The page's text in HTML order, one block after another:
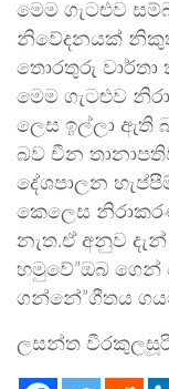
මෙම ගැටළුව
නිවේදනයක්
තොරතුරු
මෙම ගැටළුව
ලෙස ඉල්ලා ඇති
බව චීන
දේශපාලන
කෙලෙස
නැත.ඒ අනුව
හමුවේ”ඔබ ගෙන්
ගන්නේ”ගීතය
ලසන්ත